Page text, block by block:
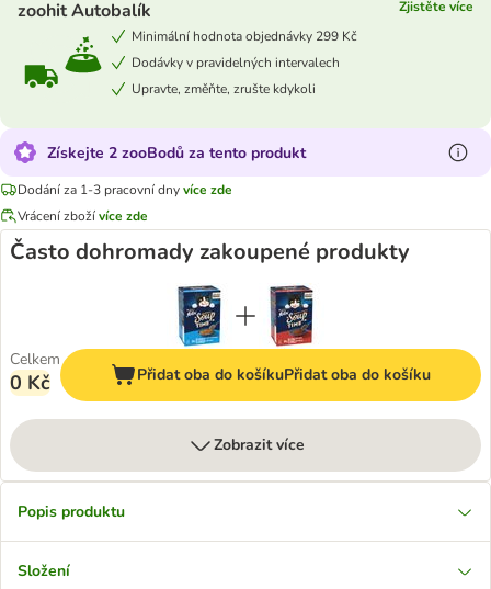
zoohit Autobalík
Zjistěte více
Minimální hodnota objednávky 299 Kč
Dodávky v pravidelných intervalech
Upravte, změňte, zrušte kdykoli
Získejte 2 zooBodů za tento produkt
Dodání za 1-3 pracovní dnyvíce zde
Vrácení zbožívíce zde
Často dohromady zakoupené produkty
Celkem
0 Kč Přidat oba do košíkuPřidat oba do košíku
Zobrazit více
Popis produktu
Složení